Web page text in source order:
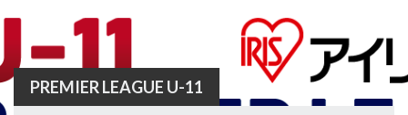
PREMIER LEAGUE U-11